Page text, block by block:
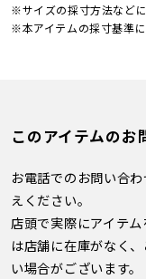
※サイズの採寸方法など
※本アイテムの採寸基準
このアイテムのお
お電話でのお問い合
えください。
店頭で実際にアイテ
は店舗に在庫がなく
い場合がございます。